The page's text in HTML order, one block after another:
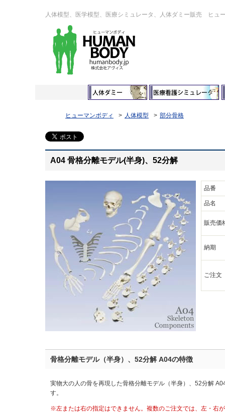
人体模型、医学模型、医療シミュレータ、人体ダミー販売 ヒュ
ヒューマンボディ 人体模型 部分骨格
A04 骨格分離モデル(半身)、52分解
品番
品名
販売価
納期
ご注文
骨格分離モデル（半身）、52分解 A04の特徴
実物大の人の骨を再現した骨格分離モデル（半身）、52分解
す。
※左または右の指定はできません。複数のご注文では、左・右